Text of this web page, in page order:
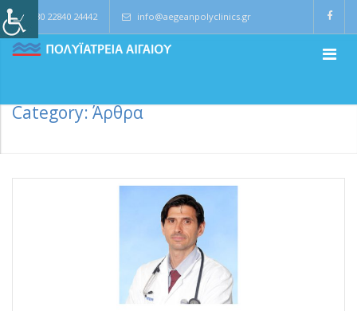
0030 22840 24442 info@aegeanpolyclinics.gr
Category: Άρθρα